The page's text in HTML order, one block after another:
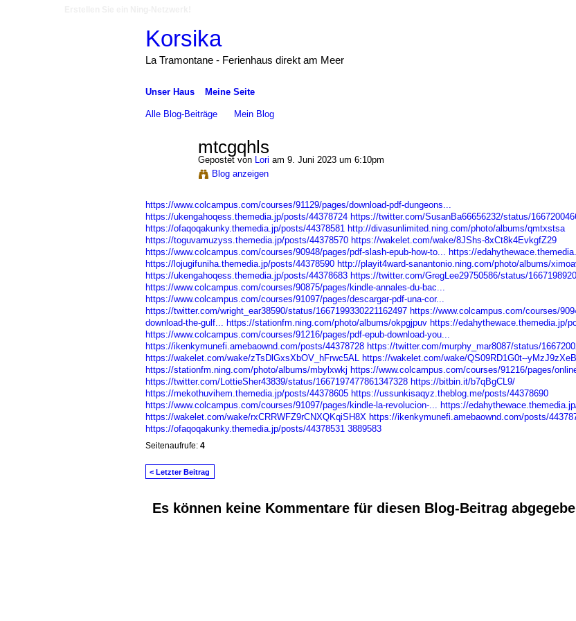
Korsika
La Tramontane - Ferienhaus direkt am Meer
Unser Haus Meine Seite
Alle Blog-Beiträge Mein Blog
mtcgqhls
Gepostet von Lori am 9. Juni 2023 um 6:10pm
Blog anzeigen
https://www.colcampus.com/courses/91129/pages/download-pdf-dungeons...
https://ukengahoqess.themedia.jp/posts/44378724 https://twitter.com/SusanBa66656232/status/
https://ofaqoqakunky.themedia.jp/posts/44378581 http://divasunlimited.ning.com/photo/albums/qmtxstsa
https://toguvamuzyss.themedia.jp/posts/44378570 https://wakelet.com/wake/8JShs-8xCt8k4EvkgfZ29
https://www.colcampus.com/courses/90948/pages/pdf-slash-epub-how-to... https://
https://lojugifuniha.themedia.jp/posts/44378590 http://playit4ward-sanantonio.ning.com/photo/albums/
https://ukengahoqess.themedia.jp/posts/44378683 https://twitter.com/GregLee29750586/status/
https://www.colcampus.com/courses/90875/pages/kindle-annales-du-bac...
https://www.colcampus.com/courses/91097/pages/descargar-pdf-una-cor...
https://twitter.com/wright_ear38590/status/1667199330221162497 https://www.colcampus.com/courses/
download-the-gulf... https://stationfm.ning.com/photo/albums/okpgjpuv https://edahythewace.themedia.jp/
https://www.colcampus.com/courses/91216/pages/pdf-epub-download-you...
https://ikenkymunefi.amebaownd.com/posts/44378728 https://twitter.com/murphy_mar8087/status/
https://wakelet.com/wake/zTsDlGxsXbOV_hFrwc5AL https://wakelet.com/wake/QS09RD1G0t--yMzJ9zXeB
https://stationfm.ning.com/photo/albums/mbylxwkj https://www.colcampus.com/courses/91216/pages/
https://twitter.com/LottieSher43839/status/1667197477861347328 https://bitbin.it/b7qBgCL9/
https://mekothuvihem.themedia.jp/posts/44378605 https://ussunkisaqyz.theblog.me/posts/44378690
https://www.colcampus.com/courses/91097/pages/kindle-la-revolucion-... https://
https://wakelet.com/wake/rxCRRWFZ9rCNXQKqiSH8X https://ikenkymunefi.amebaownd.com/posts/
https://ofaqoqakunky.themedia.jp/posts/44378531 3889583
Seitenaufrufe: 4
< Letzter Beitrag
Es können keine Kommentare für diesen Blog-Beitrag